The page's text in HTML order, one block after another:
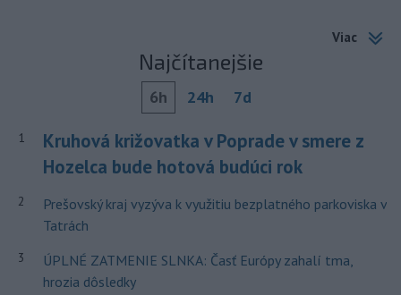
Viac
Najčítanejšie
6h 24h 7d
1
Kruhová križovatka v Poprade v smere z
Hozelca bude hotová budúci rok
2
Prešovský kraj vyzýva k využitiu bezplatného parkoviska v
Tatrách
3
ÚPLNÉ ZATMENIE SLNKA: Časť Európy zahalí tma,
hrozia dôsledky